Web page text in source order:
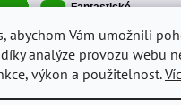
abychom Vám umožnili
analýze provozu webu
výkon a použitelnost.